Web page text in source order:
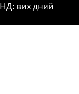
НД: вихідний